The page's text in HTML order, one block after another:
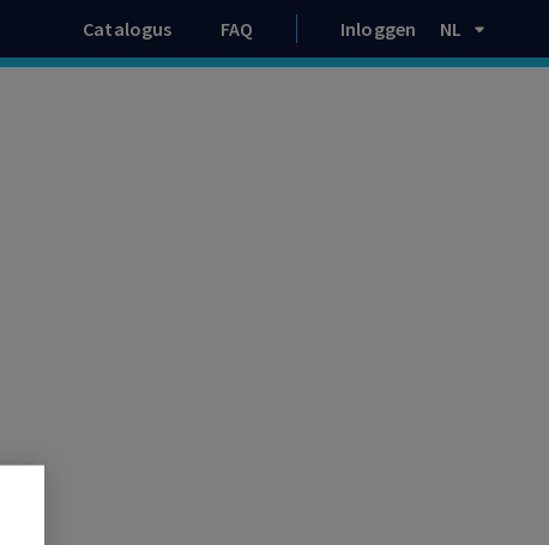
Catalogus FAQ Inloggen NL